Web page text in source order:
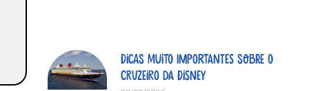
Dicas MUITO importantes sobre o
cruzeiro da Disney